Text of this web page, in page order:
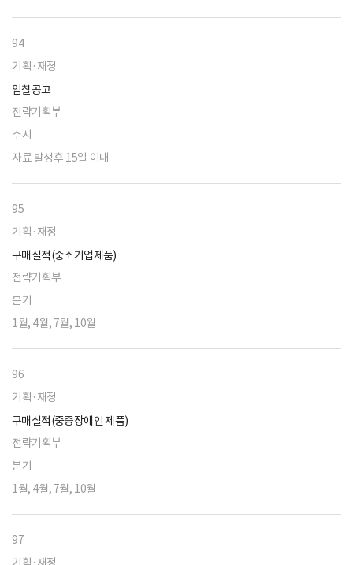
94
기획·재정
입찰공고
전략기획부
수시
자료 발생후 15일 이내
95
기획·재정
구매실적(중소기업제품)
전략기획부
분기
1월, 4월, 7월, 10월
96
기획·재정
구매실적(중증장애인 제품)
전략기획부
분기
1월, 4월, 7월, 10월
97